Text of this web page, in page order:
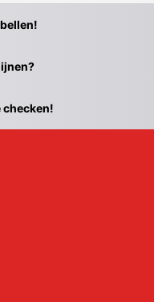
checken!